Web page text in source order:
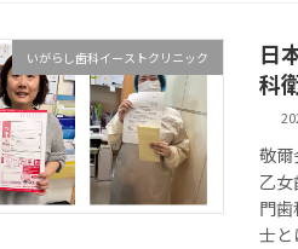
いがらし歯科イーストクリニック
日
科
敬爾
乙
門
士